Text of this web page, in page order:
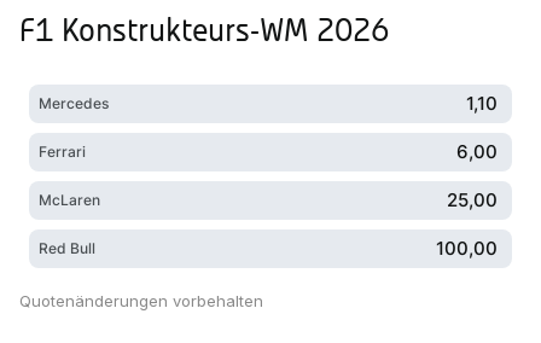
F1 Konstrukteurs-WM 2026
Mercedes 1,10
Ferrari 6,00
McLaren 25,00
Red Bull 100,00
Quotenänderungen vorbehalten